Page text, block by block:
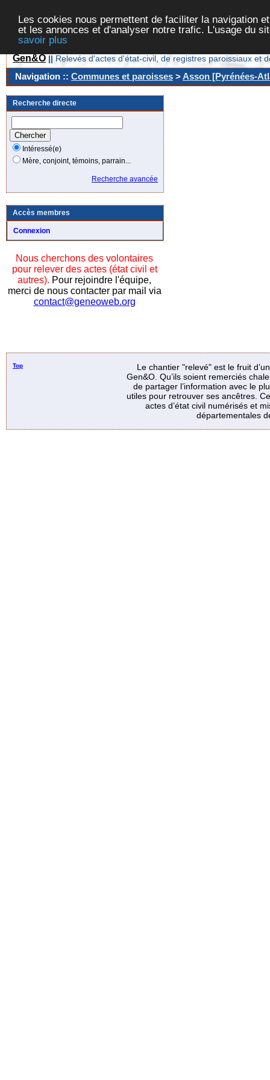
Les cookies nous permettent de faciliter la navigation
et les annonces et d'analyser notre trafic. L'usage du
savoir plus
Gen&O || Relevés d'actes d'état-civil, de registres paroissiaux et
Navigation :: Communes et paroisses >Asson [Pyrénées-
Recherche directe
Intéressé(e)
Mère, conjoint, témoins, parrain...
Recherche avancée
Accès membres
Connexion
Nous cherchons des volontaires
pour relever des actes (état civil et
autres). Pour rejoindre l'équipe,
merci de nous contacter par mail via
contact@geneoweb.org
Top
Le chantier "relevé" est le fruit
Gen&O. Qu’ils soient remerciés
de partager l’information avec le
utiles pour retrouver ses ancêtres.
actes d’état civil numérisés et
départementales